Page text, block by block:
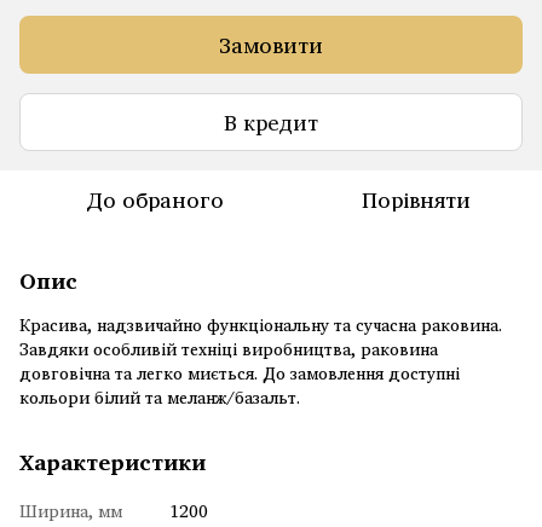
Замовити
В кредит
До обраного Порівняти
Опис
Красива, надзвичайно функціональну та сучасна раковина.
Завдяки особливій техніці виробництва, раковина
довговічна та легко миється. До замовлення доступні
кольори білий та меланж/базальт.
Характеристики
Ширина, мм
1200